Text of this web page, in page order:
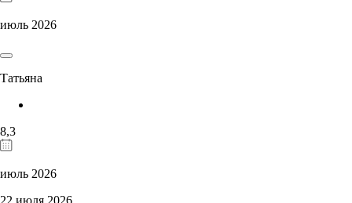
июль 2026
Татьяна
8,3
июль 2026
22 июля 2026